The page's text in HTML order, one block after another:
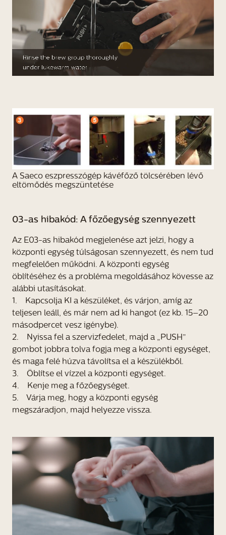
A Saeco eszpresszógép kávéfőző tölcsérében lévő
eltömődés megszüntetése
03-as hibakód: A főzőegység szennyezett
Az E03-as hibakód megjelenése azt jelzi, hogy a
központi egység túlságosan szennyezett, és nem tud
megfelelően működni. A központi egység
öblítéséhez és a probléma megoldásához kövesse az
alábbi utasításokat.
1. Kapcsolja KI a készüléket, és várjon, amíg az
teljesen leáll, és már nem ad ki hangot (ez kb. 15–20
másodpercet vesz igénybe).
2. Nyissa fel a szervizfedelet, majd a „PUSH”
gombot jobbra tolva fogja meg a központi egységet,
és maga felé húzva távolítsa el a készülékből.
3. Öblítse el vízzel a központi egységet.
4. Kenje meg a főzőegységet.
5. Várja meg, hogy a központi egység
megszáradjon, majd helyezze vissza.